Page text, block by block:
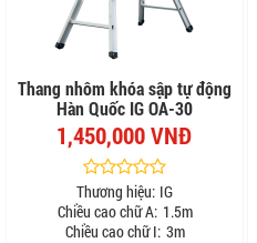
Thang nhôm khóa sập tự động
Hàn Quốc IG OA-30
1,450,000 VNĐ
Thương hiệu: IG
Chiều cao chữ A: 1.5m
Chiều cao chữ I: 3m